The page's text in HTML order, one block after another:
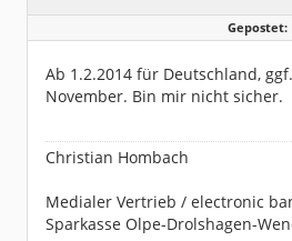
Geschlecht:
keine Angabe
Beiträge:
131
Gepostet:
Ab 1.2.2014 für Deutschland,
November. Bin mir nicht sicher.
Christian Hombach
Medialer Vertrieb / electronic
Sparkasse Olpe-Drolshagen-